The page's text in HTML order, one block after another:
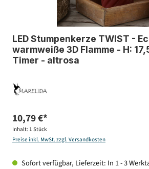
LED Stumpenkerze TWIST -
warmweiße 3D Flamme - H:
Timer - altrosa
10,79 €*
Inhalt: 1 Stück
Preise inkl. MwSt. zzgl. Versandkosten
Sofort verfügbar, Lieferzeit: In 1 - 3